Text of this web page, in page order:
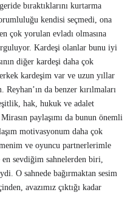
bıraktıklarını kurtarma
kendisi seçmedi, ona
çok yorulan evladı olmasına
Kardeşi olanlar bunu iyi
diğer kardeşi daha çok
kardeşim var ve uzun yıllar
da benzer kırılmaları
hak, hukuk ve adalet
paylaşımı da bunun önemli
motivasyonum daha çok
ve oyuncu partnerlerimle
sevdiğim sahnelerden biri,
O sahnede bağırmaktan sesim
avazımız çıktığı kadar